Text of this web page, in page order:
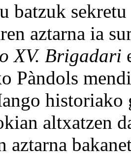
batzuk
aztarna ia
XV. Brigadari
Pàndols
altxatzen
aztarna